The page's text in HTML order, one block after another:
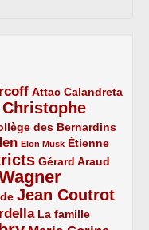
Attac Calandreta
Christophe
des Bernardins
Elon Musk Étienne
Gérard Araud
Jean Coutrot
La famille